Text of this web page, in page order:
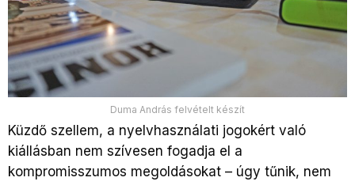
Duma András felvételt készít
Küzdő szellem, a nyelvhasználati jogokért való
kiállásban nem szívesen fogadja el a
kompromisszumos megoldásokat – úgy tűnik, nem